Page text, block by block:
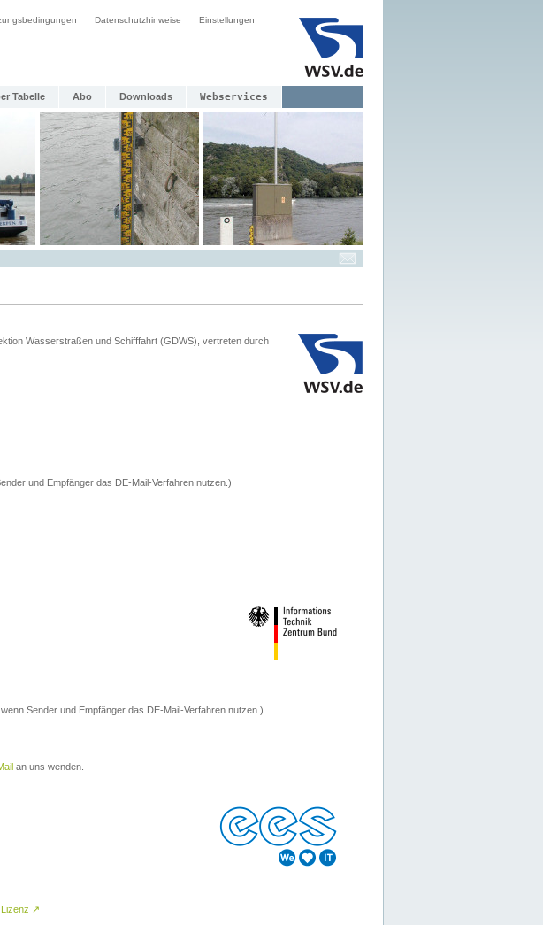
Datenschutzhinweise Einstellungen
Tabelle Abo Downloads Webservices
Wasserstraßen und Schifffahrt (GDWS), vertreten durch
und Empfänger das DE-Mail-Verfahren nutzen.)
Sender und Empfänger das DE-Mail-Verfahren nutzen.)
an uns wenden.
↗